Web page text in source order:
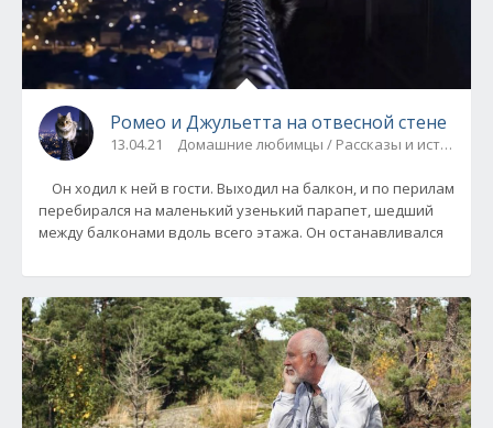
Ромео и Джульетта на отвесной стене
13.04.21 Домашние любимцы / Рассказы и истории
Он ходил к ней в гости. Выходил на балкон, и по перилам
перебирался на маленький узенький парапет, шедший
между балконами вдоль всего этажа. Он останавливался